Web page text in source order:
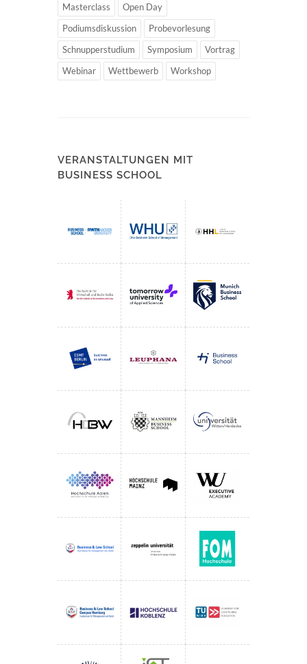
Masterclass
Open Day
Podiumsdiskussion
Probevorlesung
Schnupperstudium
Symposium
Vortrag
Webinar
Wettbewerb Workshop
VERANSTALTUNGEN MIT
BUSINESS SCHOOL